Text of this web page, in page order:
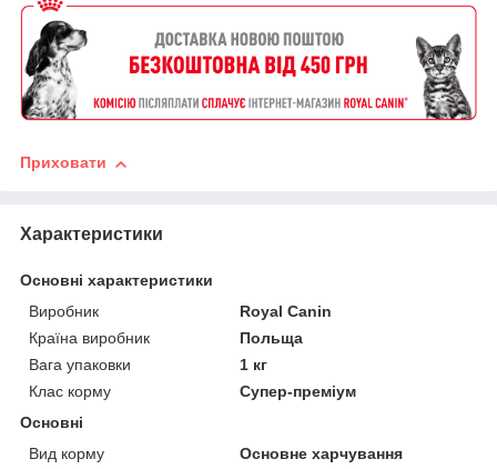
Приховати
Характеристики
Основні характеристики
Виробник
Royal Canin
Країна виробник
Польща
Вага упаковки
1 кг
Клас корму
Супер-преміум
Основні
Вид корму
Основне харчування